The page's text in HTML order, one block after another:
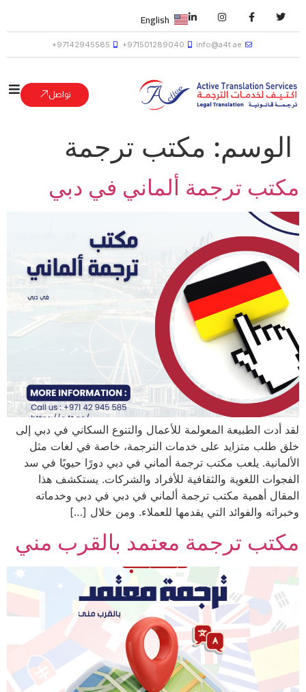
info@a4t.ae
971501289040+
97142945585+
English
تواصل
الوسم: مكتب ترجمة
مكتب ترجمة ألماني في دبي
لقد أدت الطبيعة المعولمة للأعمال والتنوع السكاني في دبي إلى
خلق طلب متزايد على خدمات الترجمة، خاصة في لغات مثل
الألمانية. يلعب مكتب ترجمة ألماني في دبي دورًا حيويًا في سد
الفجوات اللغوية والثقافية للأفراد والشركات. يستكشف هذا
المقال أهمية مكتب ترجمة ألماني في دبي في دبي وخدماته
وخبراته والفوائد التي يقدمها للعملاء. ومن خلال […]
مكتب ترجمة معتمد بالقرب مني